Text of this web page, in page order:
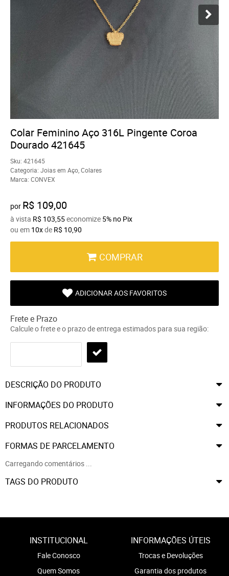
Colar Feminino Aço 316L Pingente Coroa
Dourado 421645
Sku: 421645
Categoria: Joias em Aço Colares
Marca: CONVEX
por R$ 109,00
à vista R$ 103,55economize 5% no Pix
ou em 10xde R$ 10,90
COMPRAR
ADICIONAR AOS FAVORITOS
Frete e Prazo
Calcule o frete e o prazo de entrega estimados para sua região:
DESCRIÇÃO DO PRODUTO
INFORMAÇÕES DO PRODUTO
PRODUTOS RELACIONADOS
FORMAS DE PARCELAMENTO
Carregando comentários ...
TAGS DO PRODUTO
INSTITUCIONAL
Fale Conosco
Quem Somos
INFORMAÇÕES ÚTEIS
Trocas e Devoluções
Garantia dos produtos